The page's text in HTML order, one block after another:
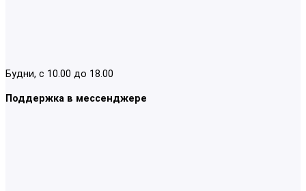
Будни, с 10.00 до 18.00
Поддержка в мессенджере